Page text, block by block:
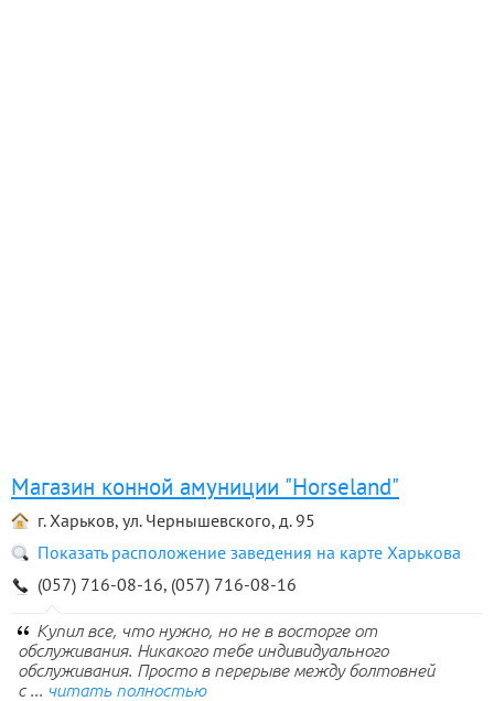
Магазин конной амуниции "Horseland"
г. Харьков, ул. Чернышевского, д. 95
Показать расположение заведения на карте Харькова
(057) 716-08-16, (057) 716-08-16
Купил все, что нужно, но не в восторге от
обслуживания. Никакого тебе индивидуального
обслуживания. Просто в перерыве между болтовней
с ... читать полностью